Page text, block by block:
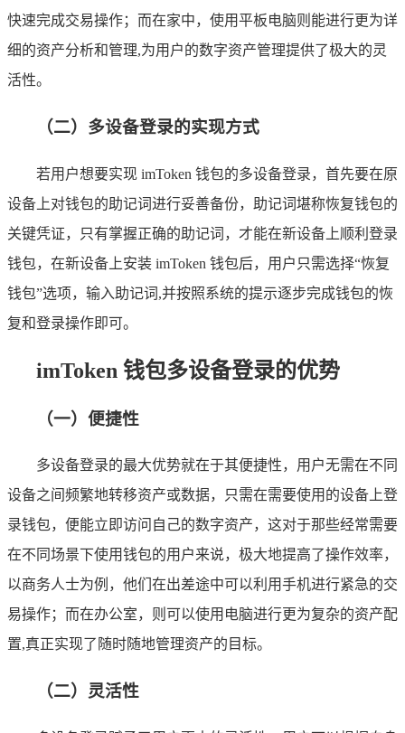
快速完成交易操作；而在家中，使用平板电脑则能进行更为详
细的资产分析和管理,为用户的数字资产管理提供了极大的灵
活性。
（二）多设备登录的实现方式
若用户想要实现 imToken 钱包的多设备登录，首先要在原
设备上对钱包的助记词进行妥善备份，助记词堪称恢复钱包的
关键凭证，只有掌握正确的助记词，才能在新设备上顺利登录
钱包，在新设备上安装 imToken 钱包后，用户只需选择“恢复
钱包”选项，输入助记词,并按照系统的提示逐步完成钱包的恢
复和登录操作即可。
imToken 钱包多设备登录的优势
（一）便捷性
多设备登录的最大优势就在于其便捷性，用户无需在不同
设备之间频繁地转移资产或数据，只需在需要使用的设备上登
录钱包，便能立即访问自己的数字资产，这对于那些经常需要
在不同场景下使用钱包的用户来说，极大地提高了操作效率，
以商务人士为例，他们在出差途中可以利用手机进行紧急的交
易操作；而在办公室，则可以使用电脑进行更为复杂的资产配
置,真正实现了随时随地管理资产的目标。
（二）灵活性